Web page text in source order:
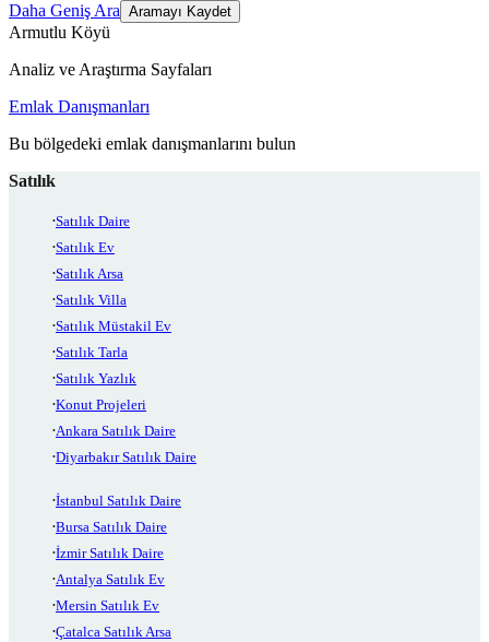
Daha Geniş Ara Aramayı Kaydet
Armutlu Köyü
Analiz ve Araştırma Sayfaları
Emlak Danışmanları
Bu bölgedeki emlak danışmanlarını bulun
Satılık
Satılık Daire
Satılık Ev
Satılık Arsa
Satılık Villa
Satılık Müstakil Ev
Satılık Tarla
Satılık Yazlık
Konut Projeleri
Ankara Satılık Daire
Diyarbakır Satılık Daire
İstanbul Satılık Daire
Bursa Satılık Daire
İzmir Satılık Daire
Antalya Satılık Ev
Mersin Satılık Ev
Çatalca Satılık Arsa